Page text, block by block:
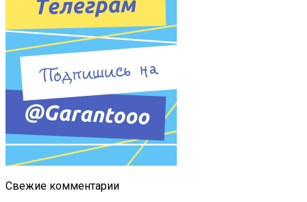
Свежие комментарии